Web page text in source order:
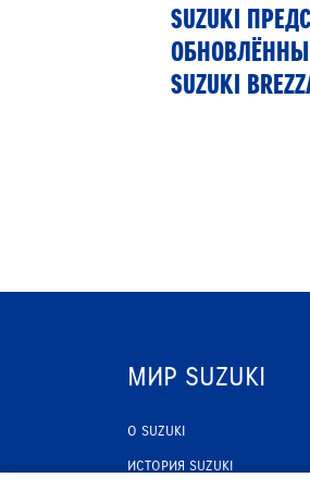
SUZUKI
SUZUKI
МИР SUZUKI
О SUZUKI
ИСТОРИЯ SUZUKI